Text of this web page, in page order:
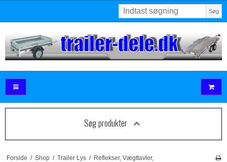
Søg
Søg produkter
Forside / Shop / Trailer Lys / Reflekser, Vægttavler,